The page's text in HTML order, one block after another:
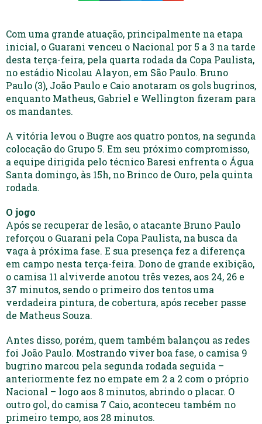
Com uma grande atuação, principalmente na etapa
inicial, o Guarani venceu o Nacional por 5 a 3 na tarde
desta terça-feira, pela quarta rodada da Copa Paulista,
no estádio Nicolau Alayon, em São Paulo. Bruno
Paulo (3), João Paulo e Caio anotaram os gols bugrinos,
enquanto Matheus, Gabriel e Wellington fizeram para
os mandantes.
A vitória levou o Bugre aos quatro pontos, na segunda
colocação do Grupo 5. Em seu próximo compromisso,
a equipe dirigida pelo técnico Baresi enfrenta o Água
Santa domingo, às 15h, no Brinco de Ouro, pela quinta
rodada.
O jogo
Após se recuperar de lesão, o atacante Bruno Paulo
reforçou o Guarani pela Copa Paulista, na busca da
vaga à próxima fase. E sua presença fez a diferença
em campo nesta terça-feira. Dono de grande exibição,
o camisa 11 alviverde anotou três vezes, aos 24, 26 e
37 minutos, sendo o primeiro dos tentos uma
verdadeira pintura, de cobertura, após receber passe
de Matheus Souza.
Antes disso, porém, quem também balançou as redes
foi João Paulo. Mostrando viver boa fase, o camisa 9
bugrino marcou pela segunda rodada seguida –
anteriormente fez no empate em 2 a 2 com o próprio
Nacional – logo aos 8 minutos, abrindo o placar. O
outro gol, do camisa 7 Caio, aconteceu também no
primeiro tempo, aos 28 minutos.